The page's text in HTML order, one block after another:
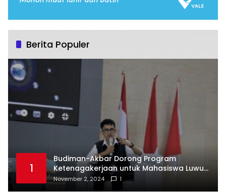
Berita Populer
1
Budiman-Akbar Dorong Program
Ketenagakerjaan untuk Mahasiswa Luwu
Timur, Juru Bicara: Ini Peluang Nyata bagi
November 2, 2024 1